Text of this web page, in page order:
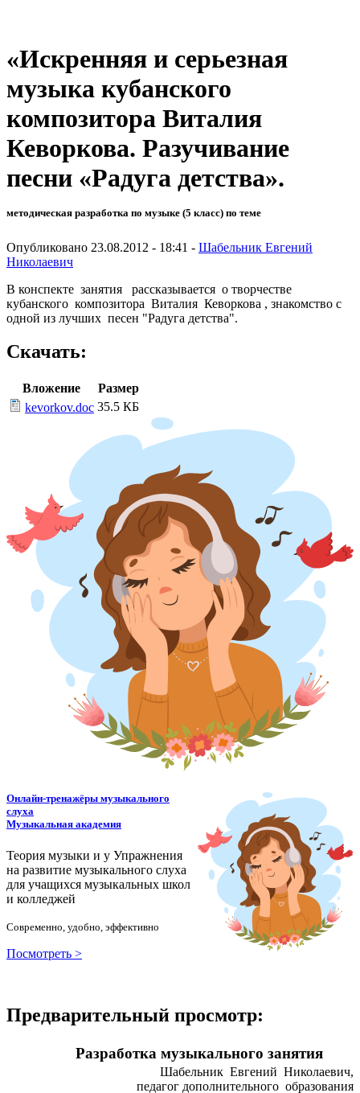
«Искренняя и серьезная
музыка кубанского
композитора Виталия
Кеворкова. Разучивание
песни «Радуга детства».
методическая разработка по музыке (5 класс) по теме
Опубликовано 23.08.2012 - 18:41 - Шабельник Евгений
Николаевич
В конспекте занятия рассказывается о творчестве
кубанского композитора Виталия Кеворкова , знакомство с
одной из лучших песен "Радуга детства".
Скачать:
Вложение
Размер
kevorkov.doc 35.5 КБ
Онлайн-тренажёры музыкального
слуха
Музыкальная академия
Теория музыки и у Упражнения
на развитие музыкального слуха
для учащихся музыкальных школ
и колледжей
Современно, удобно, эффективно
Посмотреть >
Предварительный просмотр:
Разработка музыкального занятия
Шабельник Евгений Николаевич,
педагог дополнительного образования